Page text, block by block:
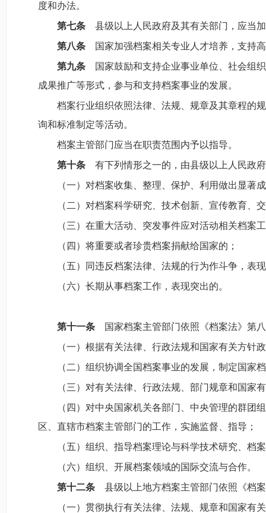
度和办法。
第七条 县级以上人民政府及其有关部门，应当
第八条 国家加强档案相关专业人才培养，支持
第九条 国家鼓励和支持企业事业单位、社会组
成果推广等形式，参与和支持档案事业的发展。
档案行业组织依照法律、法规、规章及其章程的
询和标准制定等活动。
档案主管部门应当在职责范围内予以指导。
第十条 有下列情形之一的，由县级以上人民政
（一）对档案收集、整理、保护、利用做出显著
（二）对档案科学研究、技术创新、宣传教育、
（三）在重大活动、突发事件应对活动相关档案
（四）将重要或者珍贵档案捐献给国家的；
（五）同违反档案法律、法规的行为作斗争，表
（六）长期从事档案工作，表现突出的。
第十一条 国家档案主管部门依照《档案法》第
（一）根据有关法律、行政法规和国家有关方针
（二）组织协调全国档案事业的发展，制定国家
（三）对有关法律、行政法规、部门规章和国家
（四）对中央国家机关各部门、中央管理的群
区、直辖市档案主管部门的工作，实施监督、指导；
（五）组织、指导档案理论与科学技术研究、档
（六）组织、开展档案领域的国际交流与合作。
第十二条 县级以上地方档案主管部门依照《档
（一）贯彻执行有关法律、法规、规章和国家有